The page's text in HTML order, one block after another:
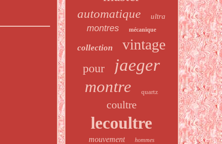
automatique ultra
montres mécanique
collection vintage
pour jaeger
montre quartz
coultre
lecoultre
mouvement hommes